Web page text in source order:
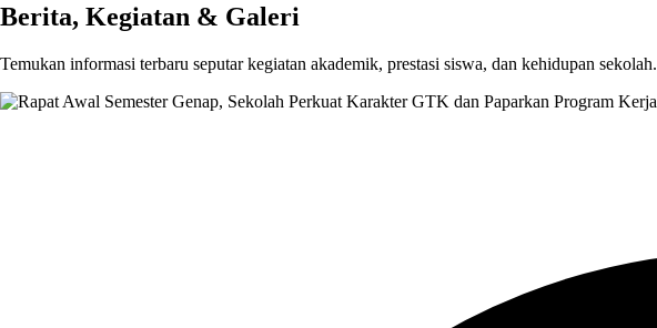
Berita, Kegiatan & Galeri
Temukan informasi terbaru seputar kegiatan akademik, prestasi siswa, dan kehidupan sekolah.